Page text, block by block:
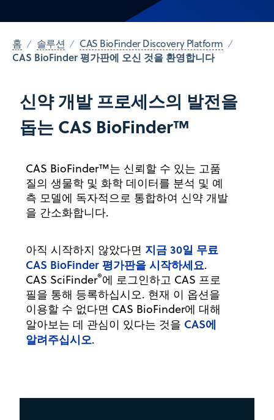
Video
홈 솔루션 CAS BioFinder Discovery Platform
CAS BioFinder 평가판에 오신 것을 환영합니다
신약 개발 프로세스의 발전을
돕는 CAS BioFinder™
CAS BioFinder™는 신뢰할 수 있는 고품
질의 생물학 및 화학 데이터를 분석 및 예
측 모델에 독자적으로 통합하여 신약 개발
을 간소화합니다.
아직 시작하지 않았다면 지금 30일 무료
CAS BioFinder 평가판을 시작하세요.
CAS SciFinder®에 로그인하고 CAS 프로
필을 통해 등록하십시오. 현재 이 옵션을
이용할 수 없다면 CAS BioFinder에 대해
알아보는 데 관심이 있다는 것을 CAS에
알려주십시오.